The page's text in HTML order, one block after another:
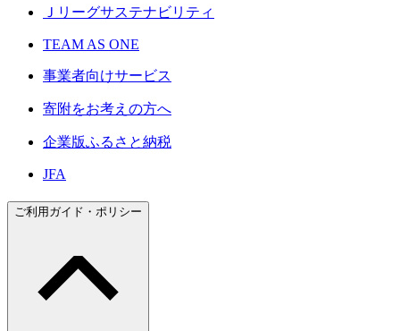
Ｊリーグサステナビリティ
TEAM AS ONE
事業者向けサービス
寄附をお考えの方へ
企業版ふるさと納税
JFA
ご利用ガイド・ポリシー